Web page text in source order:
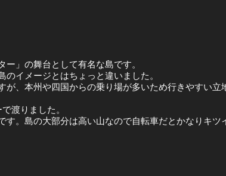
」の舞台として有名な島です。
イメージとはちょっと違いました。
、本州や四国からの乗り場が多いため行きやすい
渡りました。
。島の大部分は高い山なので自転車だとかなりキツ